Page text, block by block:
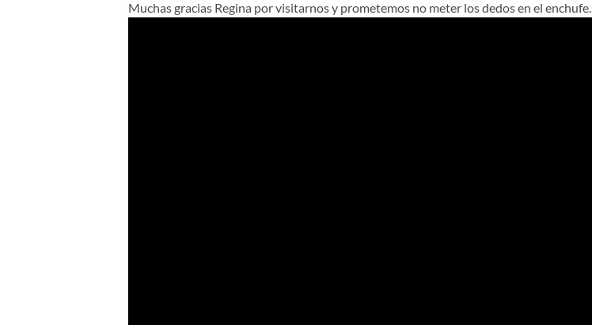
Muchas gracias Regina por visitarnos y prometemos no meter los dedos en el enchufe.